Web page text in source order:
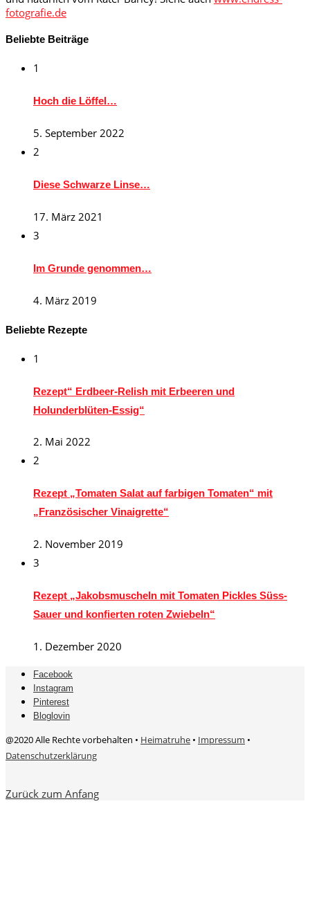
fotografie.de
Beliebte Beiträge
1
Hoch die Löffel…
5. September 2022
2
Diese Schwarze Linse…
17. März 2021
3
Im Grunde genommen…
4. März 2019
Beliebte Rezepte
1
Rezept“ Erdbeer-Relish mit Erbeeren und
Holunderblüten-Essig“
2. Mai 2022
2
Rezept „Tomaten Salat auf farbigen Tomaten“ mit
„Französischer Vinaigrette“
2. November 2019
3
Rezept „Jakobsmuscheln mit Tomaten Pickles Süss-
Sauer und konfierten roten Zwiebeln“
1. Dezember 2020
Facebook
Instagram
Pinterest
Bloglovin
@2020 Alle Rechte vorbehalten • Heimatruhe • Impressum •
Datenschutzerklärung
Zurück zum Anfang